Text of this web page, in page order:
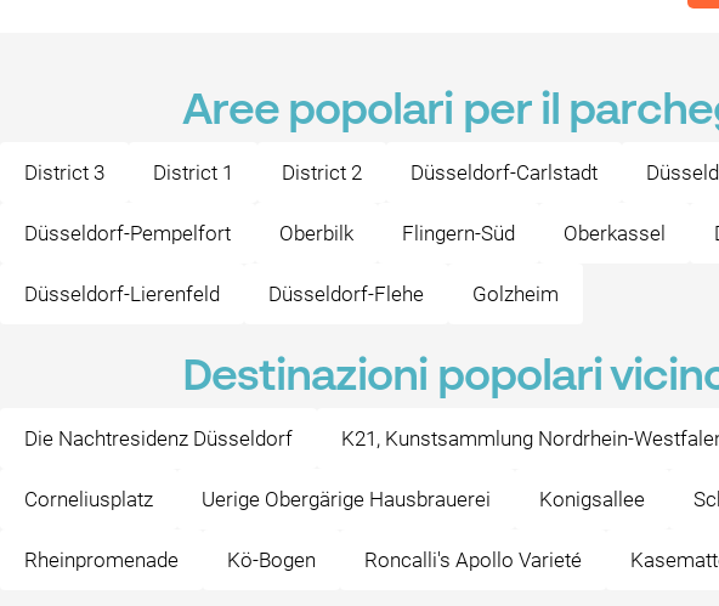
Aree popolari per il
District 3 District 1 District 2 Düsseldorf-Carlstadt
Düsseldorf-Pempelfort Oberbilk Flingern-Süd Oberkassel
Düsseldorf-Lierenfeld Düsseldorf-Flehe Golzheim
Destinazioni popolari
Die Nachtresidenz Düsseldorf K21, Kunstsammlung Nordrhein-
Corneliusplatz Uerige Obergärige Hausbrauerei Konigsallee
Rheinpromenade Kö-Bogen Roncalli's Apollo Varieté